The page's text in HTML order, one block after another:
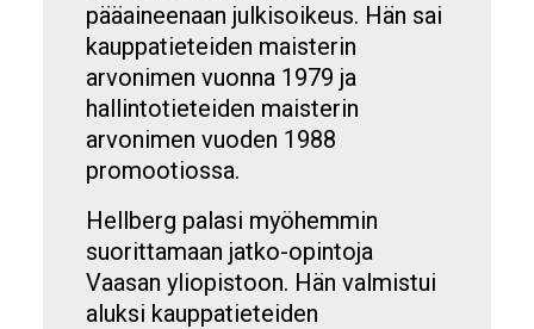
pääaineenaan julkisoikeus. Hän sai
kauppatieteiden maisterin
arvonimen vuonna 1979 ja
hallintotieteiden maisterin
arvonimen vuoden 1988
promootiossa.
Hellberg palasi myöhemmin
suorittamaan jatko-opintoja
Vaasan yliopistoon. Hän valmistui
aluksi kauppatieteiden